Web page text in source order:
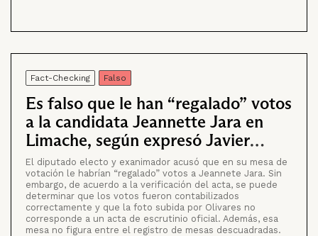
Fact-Checking Falso
Es falso que le han “regalado” votos
a la candidata Jeannette Jara en
Limache, según expresó Javier
Olivares
El diputado electo y exanimador acusó que en su mesa de
votación le habrían “regalado” votos a Jeannete Jara. Sin
embargo, de acuerdo a la verificación del acta, se puede
determinar que los votos fueron contabilizados
correctamente y que la foto subida por Olivares no
corresponde a un acta de escrutinio oficial. Además, esa
mesa no figura entre el registro de mesas descuadradas.